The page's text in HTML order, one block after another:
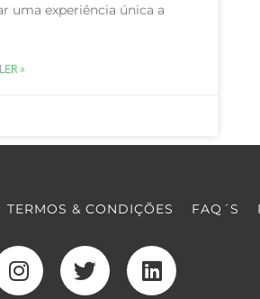
uma experiência única a
»
TERMOS & CONDIÇÕES FAQ´S